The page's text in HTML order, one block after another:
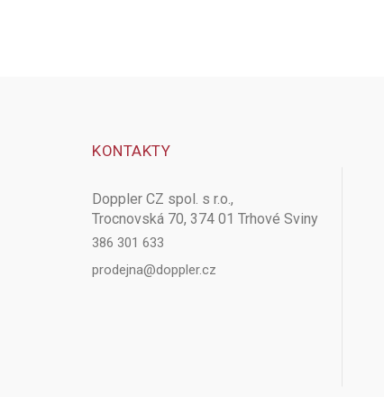
KONTAKTY
Doppler CZ spol. s r.o.,
Trocnovská 70, 374 01 Trhové Sviny
386 301 633
prodejna@doppler.cz